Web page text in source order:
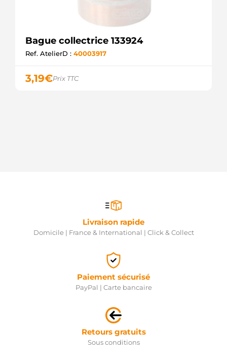
Bague collectrice 133924
Ref. AtelierD : 40003917
3,19€Prix TTC
Livraison rapide
Domicile | France & International | Click & Collect
Paiement sécurisé
PayPal | Carte bancaire
Retours gratuits
Sous conditions